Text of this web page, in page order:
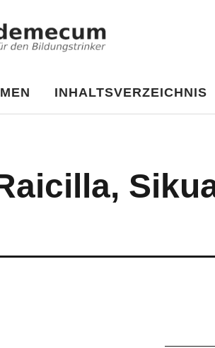
INHALTSVERZEICHNIS